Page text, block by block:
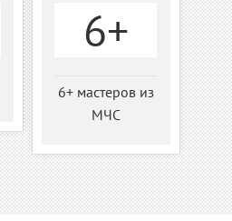
6+
6+ мастеров из
МЧС